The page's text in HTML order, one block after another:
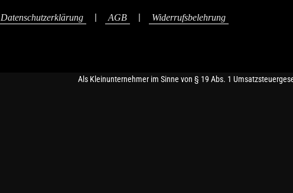
Datenschutzerklärung AGB Widerrufsbelehrung
Als Kleinunternehmer im Sinne von § 19 Abs. 1